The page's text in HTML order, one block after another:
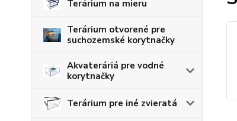
Terárium na mieru
Terárium otvorené pre
suchozemské korytnačky
Akvateráriá pre vodné
korytnačky
Terárium pre iné zvieratá